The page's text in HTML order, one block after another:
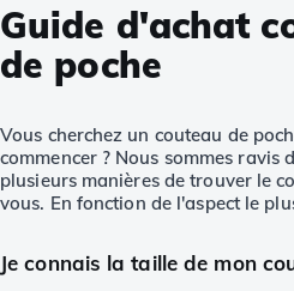
Guide d'achat
de poche
Vous cherchez un couteau de
commencer ? Nous sommes ravis
plusieurs manières de trouver le
vous. En fonction de l'aspect le
Je connais la taille de mon